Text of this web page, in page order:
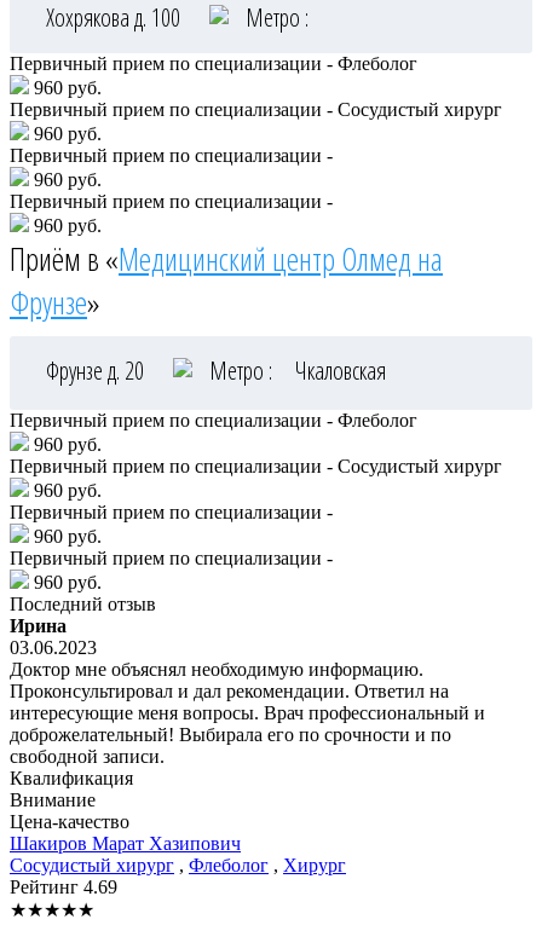
Хохрякова д. 100 Метро :
Первичный прием по специализации - Флеболог
960 руб.
Первичный прием по специализации - Сосудистый хирург
960 руб.
Первичный прием по специализации -
960 руб.
Первичный прием по специализации -
960 руб.
Приём в «Медицинский центр Олмед на
Фрунзе»
Фрунзе д. 20 Метро : Чкаловская
Первичный прием по специализации - Флеболог
960 руб.
Первичный прием по специализации - Сосудистый хирург
960 руб.
Первичный прием по специализации -
960 руб.
Первичный прием по специализации -
960 руб.
Последний отзыв
Ирина
03.06.2023
Доктор мне объяснял необходимую информацию.
Проконсультировал и дал рекомендации. Ответил на
интересующие меня вопросы. Врач профессиональный и
доброжелательный! Выбирала его по срочности и по
свободной записи.
Квалификация
Внимание
Цена-качество
Шакиров Марат Хазипович
Сосудистый хирург , Флеболог , Хирург
Рейтинг 4.69
★★★★★